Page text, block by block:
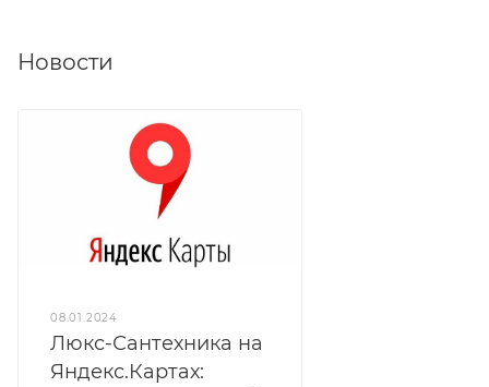
Новости
08.01.2024
Люкс-Сантехника на
Яндекс.Картах: